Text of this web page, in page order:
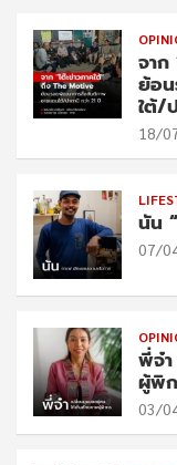
จาก
ย้อ
ใต้/
18/
นัน
07/
พี่จ๋
ผู้พิ
03/